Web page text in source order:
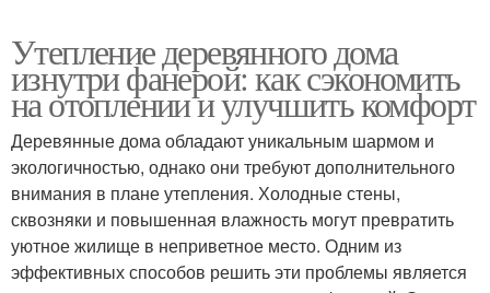
Утепление деревянного дома
изнутри фанерой: как сэкономить
на отоплении и улучшить комфорт
Деревянные дома обладают уникальным шармом и
экологичностью, однако они требуют дополнительного
внимания в плане утепления. Холодные стены,
сквозняки и повышенная влажность могут превратить
уютное жилище в неприветное место. Одним из
эффективных способов решить эти проблемы является